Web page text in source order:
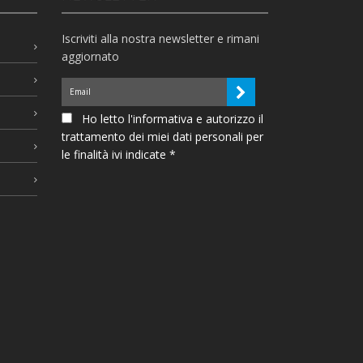
Iscriviti alla nostra newsletter e rimani
aggiornato
Ho letto l'informativa e autorizzo il
trattamento dei miei dati personali per
le finalità ivi indicate *